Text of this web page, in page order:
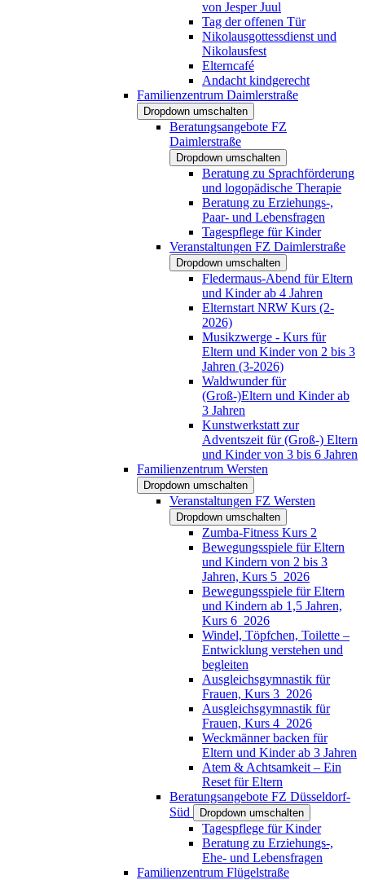
von Jesper Juul
Tag der offenen Tür
Nikolausgottessdienst und
Nikolausfest
Elterncafé
Andacht kindgerecht
Familienzentrum Daimlerstraße
Dropdown umschalten
Beratungsangebote FZ
Daimlerstraße
Dropdown umschalten
Beratung zu Sprachförderung
und logopädische Therapie
Beratung zu Erziehungs-,
Paar- und Lebensfragen
Tagespflege für Kinder
Veranstaltungen FZ Daimlerstraße
Dropdown umschalten
Fledermaus-Abend für Eltern
und Kinder ab 4 Jahren
Elternstart NRW Kurs (2-
2026)
Musikzwerge - Kurs für
Eltern und Kinder von 2 bis 3
Jahren (3-2026)
Waldwunder für
(Groß-)Eltern und Kinder ab
3 Jahren
Kunstwerkstatt zur
Adventszeit für (Groß-) Eltern
und Kinder von 3 bis 6 Jahren
Familienzentrum Wersten
Dropdown umschalten
Veranstaltungen FZ Wersten
Dropdown umschalten
Zumba-Fitness Kurs 2
Bewegungsspiele für Eltern
und Kindern von 2 bis 3
Jahren, Kurs 5_2026
Bewegungsspiele für Eltern
und Kindern ab 1,5 Jahren,
Kurs 6_2026
Windel, Töpfchen, Toilette –
Entwicklung verstehen und
begleiten
Ausgleichsgymnastik für
Frauen, Kurs 3_2026
Ausgleichsgymnastik für
Frauen, Kurs 4_2026
Weckmänner backen für
Eltern und Kinder ab 3 Jahren
Atem & Achtsamkeit – Ein
Reset für Eltern
Beratungsangebote FZ Düsseldorf-
Süd
Dropdown umschalten
Tagespflege für Kinder
Beratung zu Erziehungs-,
Ehe- und Lebensfragen
Familienzentrum Flügelstraße